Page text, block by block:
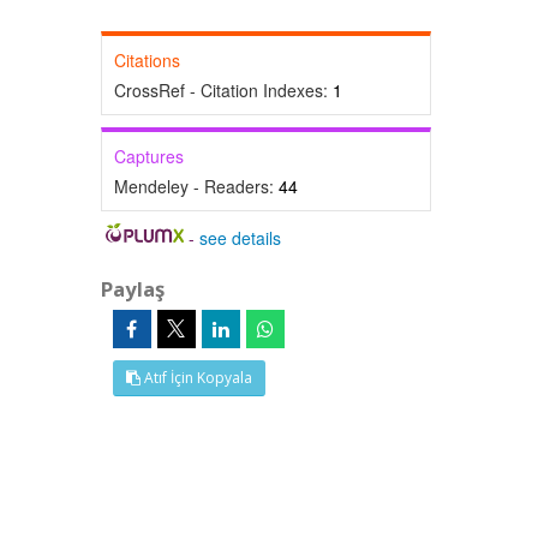
Citations
CrossRef - Citation Indexes: 1
Captures
Mendeley - Readers: 44
-see details
Paylaş
Atıf İçin Kopyala